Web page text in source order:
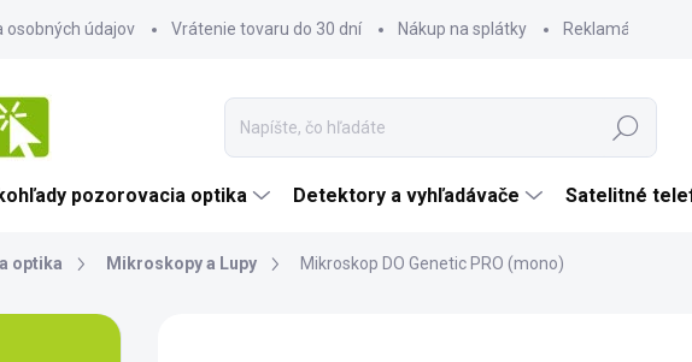
osobných údajov Vrátenie tovaru do 30 dní Nákup na splátky Reklamácia
Hľadať
pozorovacia optika Detektory a vyhľadávače Satelitné
optika Mikroskopy a Lupy Mikroskop DO Genetic PRO (mono)